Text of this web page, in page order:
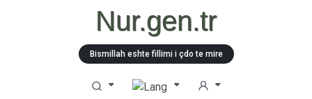
Nur.gen.tr
Bismillah eshte fillimi i çdo te mire